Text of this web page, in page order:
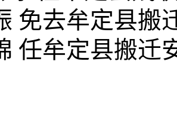
免去牟定县搬
任牟定县搬迁